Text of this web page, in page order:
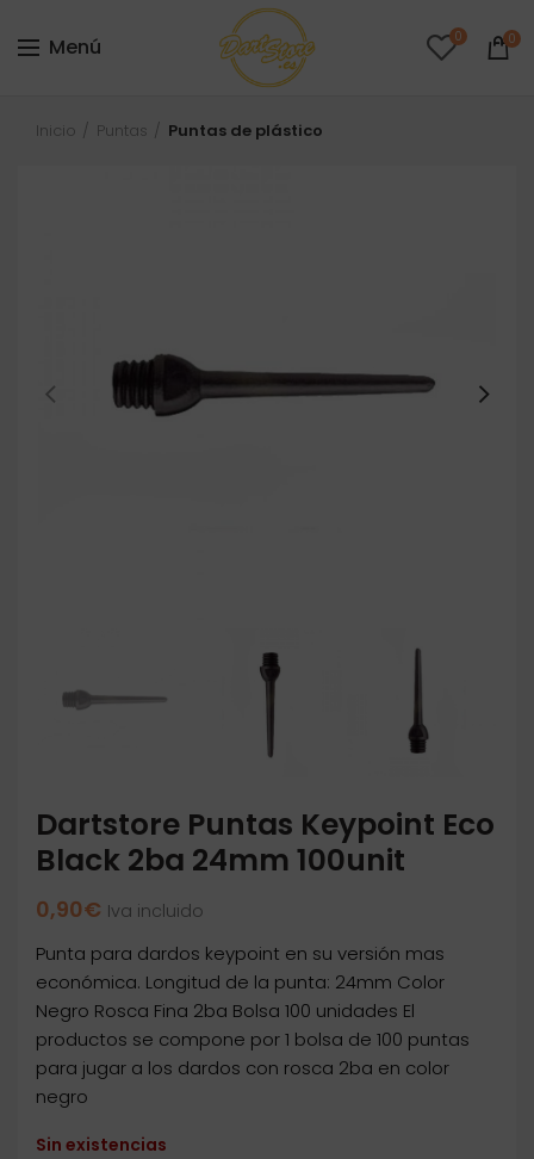
Menú 0 0
Inicio Puntas Puntas de plástico
Dartstore Puntas Keypoint Eco
Black 2ba 24mm 100unit
0,90€ Iva incluido
Punta para dardos keypoint en su versión mas
económica. Longitud de la punta: 24mm Color
Negro Rosca Fina 2ba Bolsa 100 unidades El
productos se compone por 1 bolsa de 100 puntas
para jugar a los dardos con rosca 2ba en color
negro
Sin existencias